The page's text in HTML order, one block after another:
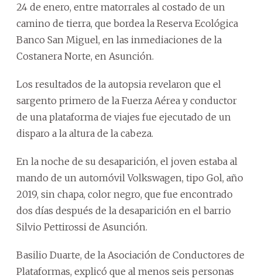
24 de enero, entre matorrales al costado de un
camino de tierra, que bordea la Reserva Ecológica
Banco San Miguel, en las inmediaciones de la
Costanera Norte, en Asunción.
Los resultados de la autopsia revelaron que el
sargento primero de la Fuerza Aérea y conductor
de una plataforma de viajes fue ejecutado de un
disparo a la altura de la cabeza.
En la noche de su desaparición, el joven estaba al
mando de un automóvil Volkswagen, tipo Gol, año
2019, sin chapa, color negro, que fue encontrado
dos días después de la desaparición en el barrio
Silvio Pettirossi de Asunción.
Basilio Duarte, de la Asociación de Conductores de
Plataformas, explicó que al menos seis personas